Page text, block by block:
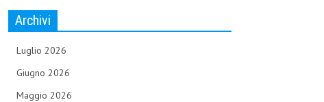
Archivi
Luglio 2026
Giugno 2026
Maggio 2026